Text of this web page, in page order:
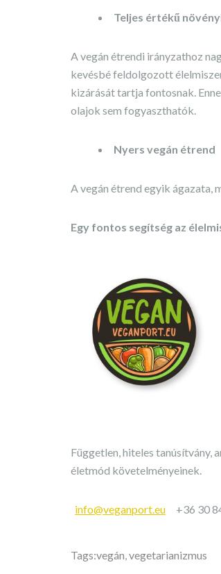
Teljes értékű
A vegán étrendi irányzathoz
kevésbé feldolgozott
kizárását tartja fontosnak.
olajok sem fogyaszthatók.
Nyers vegán étrend
A vegán étrend egyik ágazata,
Egy fontos segítség az
Független, hiteles tanúsítvány,
életmód követelményeinek.
info@veganport.eu +36 30
Tags:vegán,vegetarianizmus